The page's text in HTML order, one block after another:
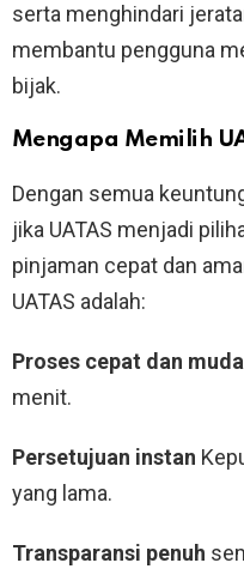
serta menghindari
membantu pengguna
bijak.
Mengapa Memilih
Dengan semua
jika UATAS menjadi
pinjaman cepat dan
UATAS adalah:
Proses cepat dan
menit.
Persetujuan instan
yang lama.
Transparansi penuh